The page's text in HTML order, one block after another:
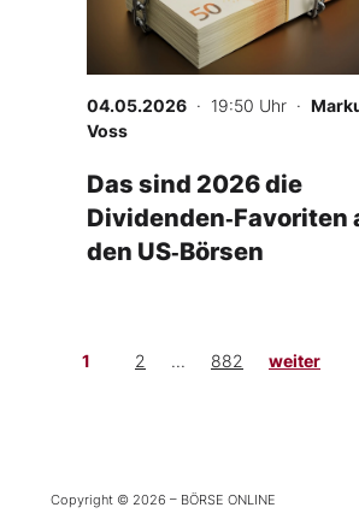
04.05.2026 · 19:50 Uhr ·
Voss
Das sind 2026 die
Dividenden‑Favoriten
den US‑Börsen
1 2 ... 882 weiter
Copyright © 2026 – BÖRSE ONLINE